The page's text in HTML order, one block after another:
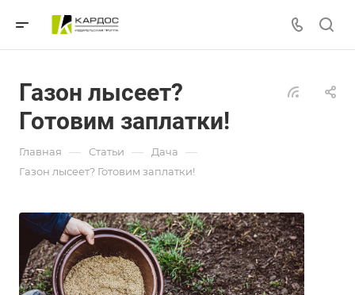
Газон лысеет?
Готовим заплатки!
Главная — Статьи — Дача —
Газон лысеет? Готовим заплатки!